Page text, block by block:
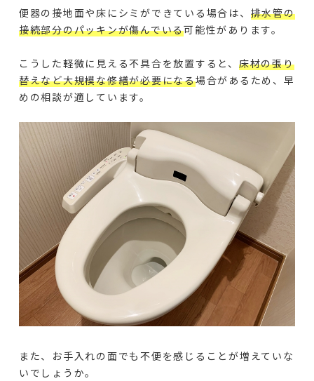
便器の接地面や床にシミができている場合は、 排水管の
接続部分のパッキンが傷んでいる可能性があります。
こうした軽微に見える不具合を放置すると、 床材の張り
替えなど大規模な修繕が必要になる場合があるため、早
めの相談が適しています。
また、お手入れの面でも不便を感じることが増えていな
いでしょうか。